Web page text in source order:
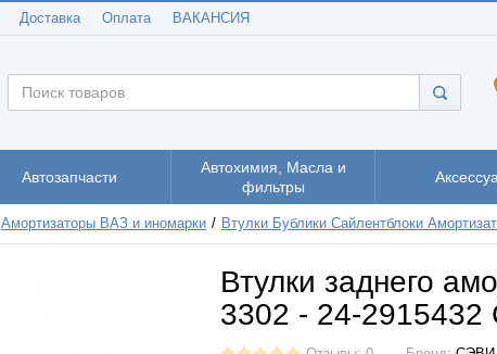
Доставка Оплата ВАКАНСИЯ
Автозапчасти
Автохимия, Масла и
фильтры
Амортизаторы ВАЗ и иномарки Втулки Бублики Сайлентблоки
Втулки заднего
3302 - 24-